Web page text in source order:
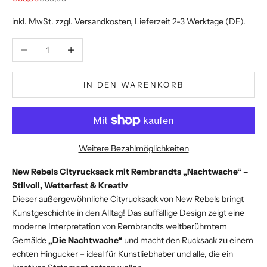
inkl. MwSt. zzgl. Versandkosten, Lieferzeit 2-3 Werktage (DE).
Anzahl verringernAnzahl erhöhen
IN DEN WARENKORB
Weitere Bezahlmöglichkeiten
New Rebels Cityrucksack mit Rembrandts „Nachtwache“ –
Stilvoll, Wetterfest & Kreativ
Dieser außergewöhnliche Cityrucksack von New Rebels bringt
Kunstgeschichte in den Alltag! Das auffällige Design zeigt eine
moderne Interpretation von Rembrandts weltberühmtem
Gemälde„Die Nachtwache“ und macht den Rucksack zu einem
echten Hingucker – ideal für Kunstliebhaber und alle, die ein